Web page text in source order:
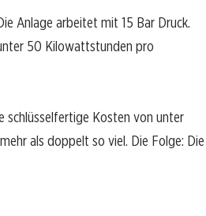
Anlage arbeitet mit 15 Bar Druck.
50 Kilowattstunden pro
schlüsselfertige Kosten von unter
als doppelt so viel. Die Folge: Die